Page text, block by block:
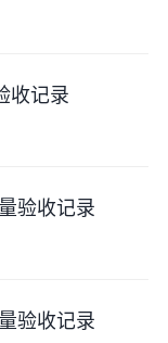
收记录
验收记录
验收记录